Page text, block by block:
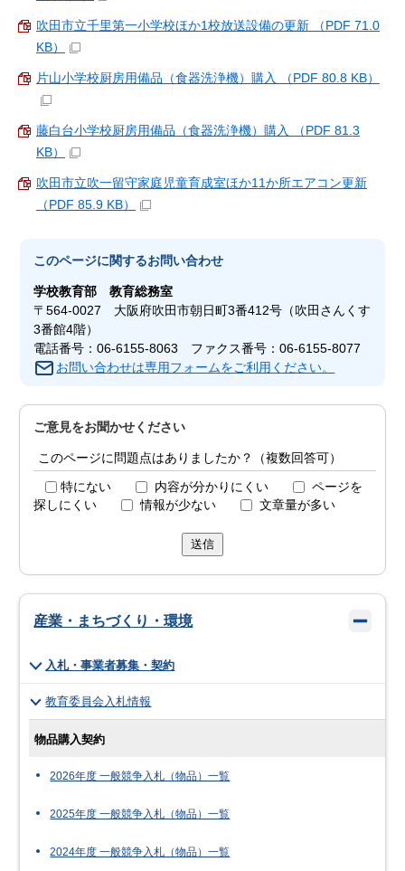
吹田市立千里第一小学校ほか1校放送設備の更新 （PDF 71.0
KB）
片山小学校厨房用備品（食器洗浄機）購入 （PDF 80.8 KB）
藤白台小学校厨房用備品（食器洗浄機）購入 （PDF 81.3
KB）
吹田市立吹一留守家庭児童育成室ほか11か所エアコン更新
（PDF 85.9 KB）
このページに関するお問い合わせ
学校教育部教育総務室
〒564-0027 大阪府吹田市朝日町3番412号（吹田さんくす
3番館4階）
電話番号：06-6155-8063 ファクス番号：06-6155-8077
お問い合わせは専用フォームをご利用ください。
ご意見をお聞かせください
このページに問題点はありましたか？（複数回答可）
特にない 内容が分かりにくい
ページを
探しにくい
情報が少ない 文章量が多い
送信
産業・まちづくり・環境
入札・事業者募集・契約
教育委員会入札情報
物品購入契約
2026年度 一般競争入札（物品）一覧
2025年度 一般競争入札（物品）一覧
2024年度 一般競争入札（物品）一覧